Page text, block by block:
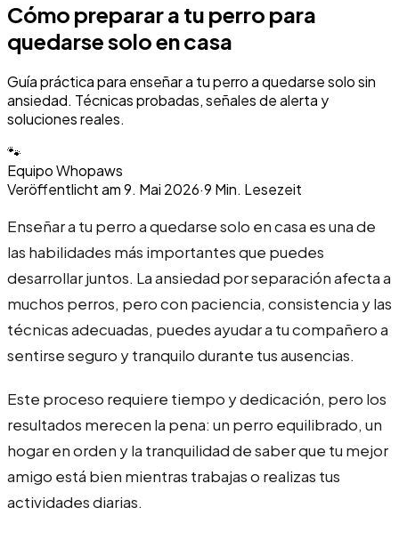
Cómo preparar a tu perro para
quedarse solo en casa
Guía práctica para enseñar a tu perro a quedarse solo sin
ansiedad. Técnicas probadas, señales de alerta y
soluciones reales.
🐾
Equipo Whopaws
Veröffentlicht am9. Mai 2026·9 Min. Lesezeit
Enseñar a tu perro a quedarse solo en casa es una de
las habilidades más importantes que puedes
desarrollar juntos. La ansiedad por separación afecta a
muchos perros, pero con paciencia, consistencia y las
técnicas adecuadas, puedes ayudar a tu compañero a
sentirse seguro y tranquilo durante tus ausencias.
Este proceso requiere tiempo y dedicación, pero los
resultados merecen la pena: un perro equilibrado, un
hogar en orden y la tranquilidad de saber que tu mejor
amigo está bien mientras trabajas o realizas tus
actividades diarias.